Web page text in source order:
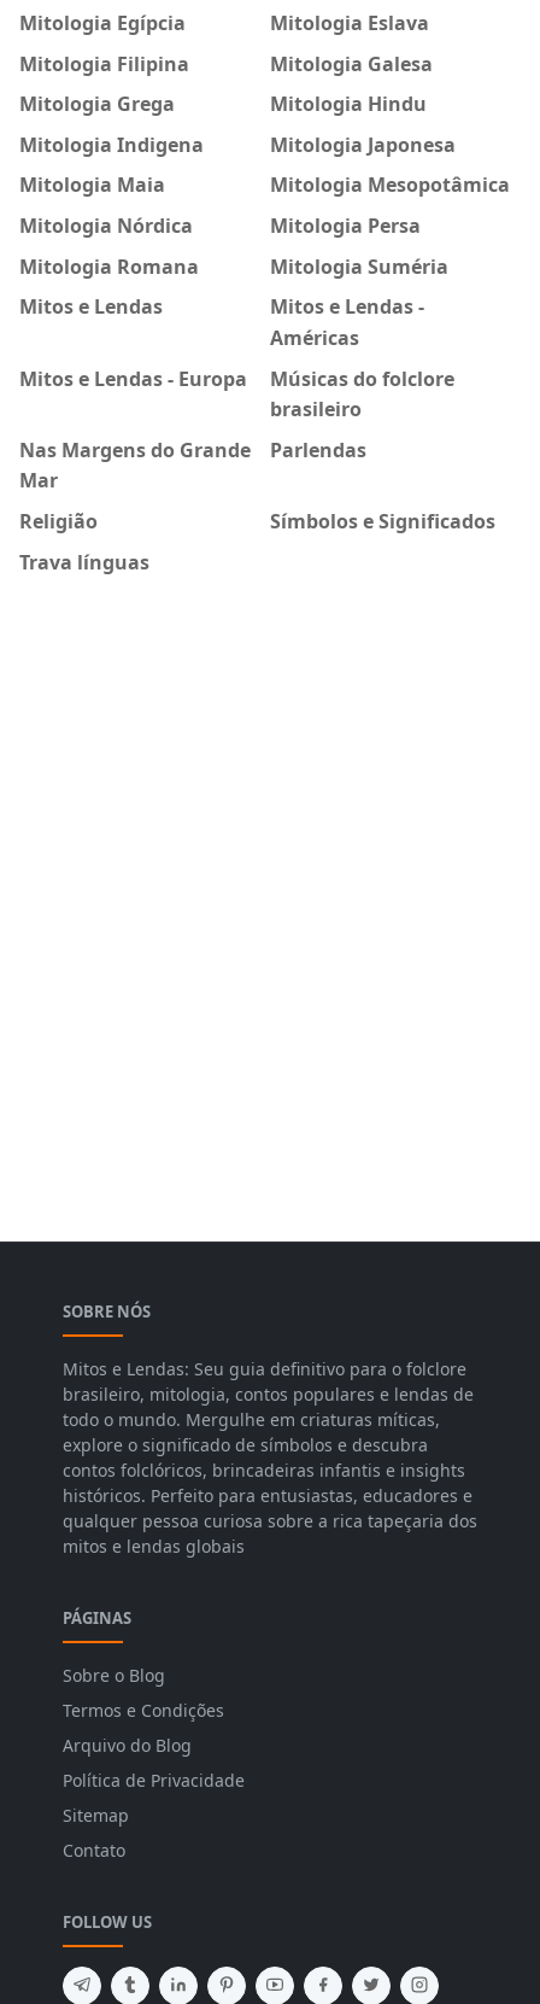
Mitologia Egípcia
Mitologia Eslava
Mitologia Filipina
Mitologia Galesa
Mitologia Grega
Mitologia Hindu
Mitologia Indigena
Mitologia Japonesa
Mitologia Maia
Mitologia Mesopotâmica
Mitologia Nórdica
Mitologia Persa
Mitologia Romana
Mitologia Suméria
Mitos e Lendas
Mitos e Lendas -
Américas
Mitos e Lendas - Europa
Músicas do folclore
brasileiro
Nas Margens do Grande
Mar
Parlendas
Religião
Símbolos e Significados
Trava línguas
SOBRE NÓS
Mitos e Lendas: Seu guia definitivo para o folclore
brasileiro, mitologia, contos populares e lendas de
todo o mundo. Mergulhe em criaturas míticas,
explore o significado de símbolos e descubra
contos folclóricos, brincadeiras infantis e insights
históricos. Perfeito para entusiastas, educadores e
qualquer pessoa curiosa sobre a rica tapeçaria dos
mitos e lendas globais
PÁGINAS
Sobre o Blog
Termos e Condições
Arquivo do Blog
Política de Privacidade
Sitemap
Contato
FOLLOW US